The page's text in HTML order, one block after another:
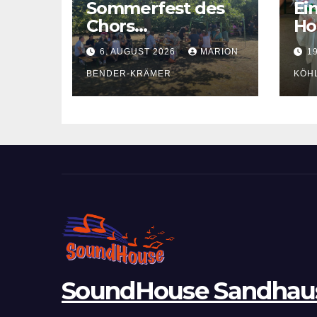
Sommerfest des
Chors
Soundhouse –
¡Olé! Spanisches
Flair bei bestem
Sommerwetter
6. AUGUST 2026 MARION
BENDER-KRÄMER
SoundHouse